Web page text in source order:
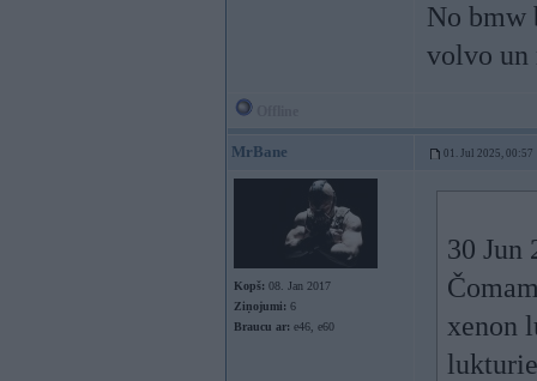
No bmw
volvo un
MrBane 01. Jul 2025, 00:57
Kopš: 08. Jan 2017
Ziņojumi: 6
Braucu ar: e46, e60
30 Jun
xenon